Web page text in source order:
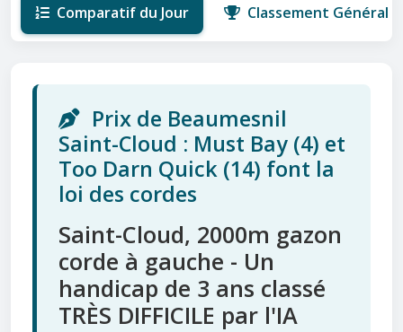
Comparatif du Jour Classement Général
Prix de Beaumesnil
Saint-Cloud : Must Bay (4) et
Too Darn Quick (14) font la
loi des cordes
Saint-Cloud, 2000m gazon
corde à gauche - Un
handicap de 3 ans classé
TRÈS DIFFICILE par l'IA